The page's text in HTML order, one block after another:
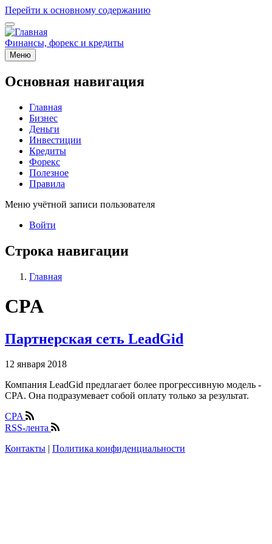
Перейти к основному содержанию
Финансы, форекс и кредиты
Меню
Основная навигация
Главная
Бизнес
Деньги
Инвестиции
Кредиты
Форекс
Полезное
Правила
Меню учётной записи пользователя
Войти
Строка навигации
Главная
CPA
Партнерская сеть LeadGid
12 января 2018
Компания LeadGid предлагает более прогрессивную модель -
CPA. Она подразумевает собой оплату только за результат.
CPA
RSS-лента
Контакты | Политика конфиденциальности